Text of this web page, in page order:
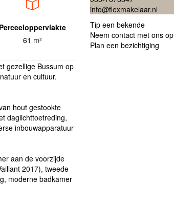
Perceeloppervlakte
61 m²
gezellige Bussum op
en cultuur.
hout gestookte
daglichttoetreding,
inbouwapparatuur
aan de voorzijde
2017), tweede
moderne badkamer
info@flexmakelaar.nl
Tip een bekende
Neem contact met ons op
Plan een bezichtiging